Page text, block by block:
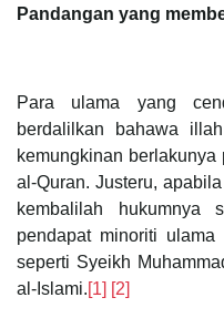
Pandangan yang
Para ulama yang
berdalilkan bahawa
kemungkinan
al-Quran. Justeru,
kembalilah hukumnya
pendapat minoriti ulama
seperti Syeikh
al-Islami.[1] [2]